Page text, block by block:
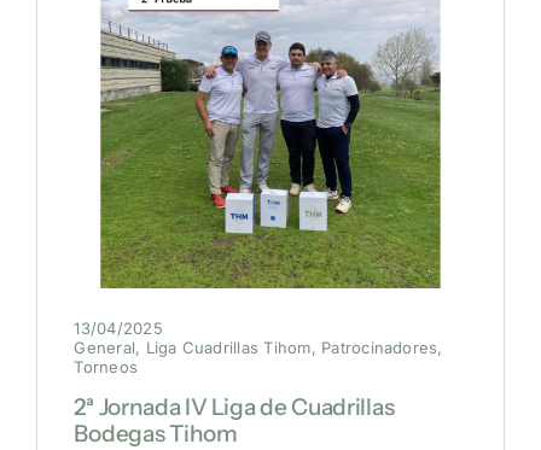
HAZTE SOCIO
OFERTAS
RESERVAR
13/04/2025
General, Liga Cuadrillas Tihom, Patrocinadores,
Torneos
2ª Jornada IV Liga de Cuadrillas
Bodegas Tihom